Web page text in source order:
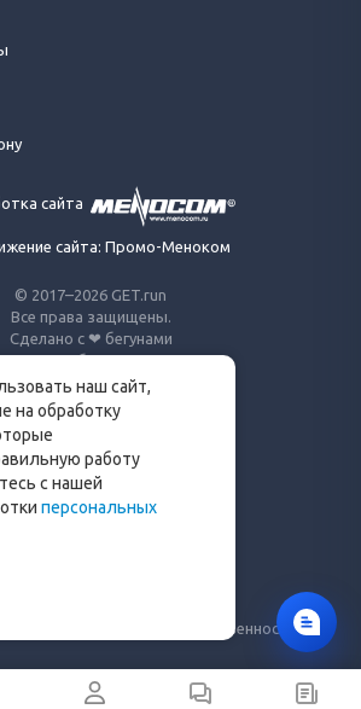
© 2017–2026 GET.run
Все права защищены.
Сделано с ❤ бегунами
для бегунов
Телеграм-канал Get.run
Беговой чат в Телеграм
info@get.run
и ограничение ответственности
сайта
сайта: Промо-Меноком
наш сайт,
на обработку
работу
с нашей
персональных